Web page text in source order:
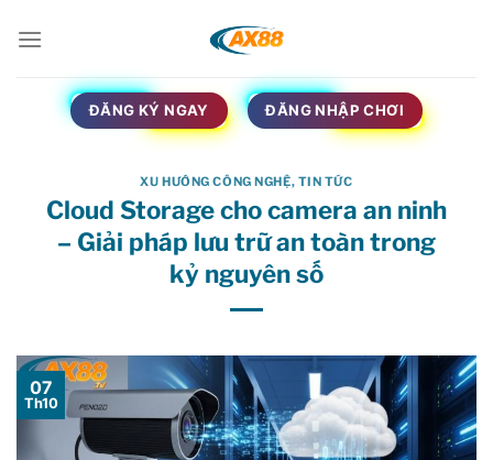
qua
ĐĂNG KÝ NGAY ĐĂNG NHẬP CHƠI
XU HƯỚNG CÔNG NGHỆ, TIN TỨC
Cloud Storage cho camera an ninh
– Giải pháp lưu trữ an toàn trong
kỷ nguyên số
07
Th10